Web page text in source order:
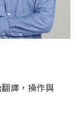
譯，操作與